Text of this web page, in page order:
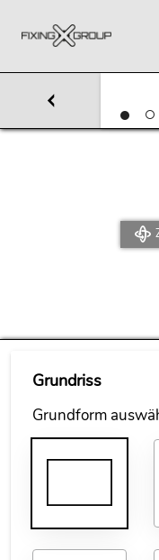
Achtung:
Grundriss
Grundform